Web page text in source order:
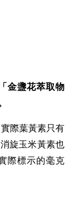
金盞花萃取物
際葉黃素只有
旋玉米黃素也
際標示的毫克